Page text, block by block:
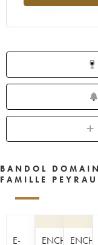
BANDOL
FAMILLE
E-
ENCHÈRE